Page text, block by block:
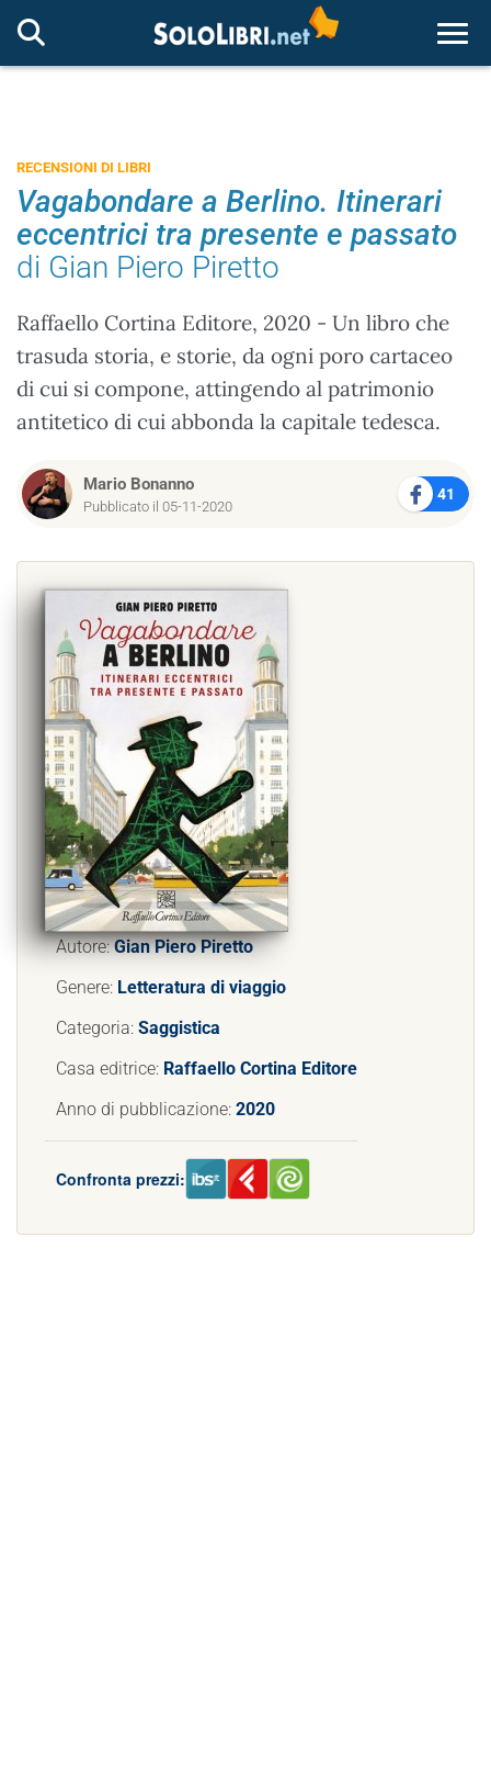
RECENSIONI DI LIBRI
Vagabondare a Berlino. Itinerari
eccentrici tra presente e passato
di Gian Piero Piretto
Raffaello Cortina Editore, 2020 - Un libro che
trasuda storia, e storie, da ogni poro cartaceo
di cui si compone, attingendo al patrimonio
antitetico di cui abbonda la capitale tedesca.
Mario Bonanno
Pubblicato il 05-11-2020
41
Autore:Gian Piero Piretto
Genere: Letteratura di viaggio
Categoria: Saggistica
Casa editrice: Raffaello Cortina Editore
Anno di pubblicazione: 2020
Confronta prezzi: